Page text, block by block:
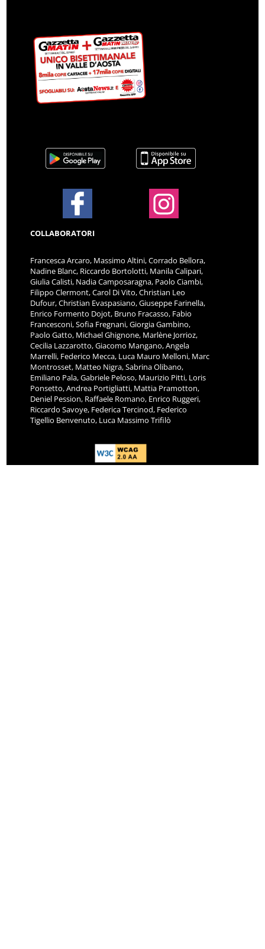
COLLABORATORI
Francesca Arcaro, Massimo Altini, Corrado Bellora,
Nadine Blanc, Riccardo Bortolotti, Manila Calipari,
Giulia Calisti, Nadia Camposaragna, Paolo Ciambi,
Filippo Clermont, Carol Di Vito, Christian Leo
Dufour, Christian Evaspasiano, Giuseppe Farinella,
Enrico Formento Dojot, Bruno Fracasso, Fabio
Francesconi, Sofia Fregnani, Giorgia Gambino,
Paolo Gatto, Michael Ghignone, Marlène Jorrioz,
Cecilia Lazzarotto, Giacomo Mangano, Angela
Marrelli, Federico Mecca, Luca Mauro Melloni, Marc
Montrosset, Matteo Nigra, Sabrina Olibano,
Emiliano Pala, Gabriele Peloso, Maurizio Pitti, Loris
Ponsetto, Andrea Portigliatti, Mattia Pramotton,
Deniel Pession, Raffaele Romano, Enrico Ruggeri,
Riccardo Savoye, Federica Tercinod, Federico
Tigellio Benvenuto, Luca Massimo Trifilò